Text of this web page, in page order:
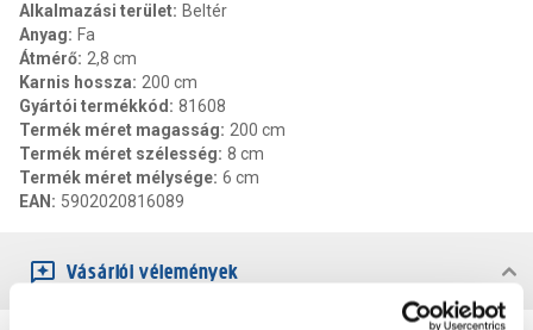
Alkalmazási terület: Beltér
Anyag: Fa
Átmérő: 2,8 cm
Karnis hossza: 200 cm
Gyártói termékkód : 81608
Termék méret magasság: 200 cm
Termék méret szélesség: 8 cm
Termék méret mélysége: 6 cm
EAN : 5902020816089
Vásárlói vélemények